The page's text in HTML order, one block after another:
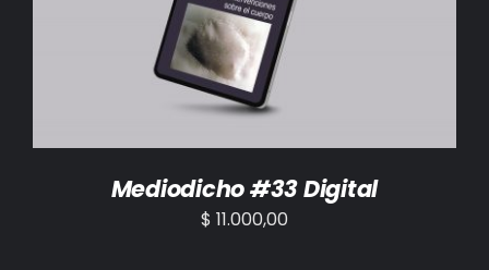
AÑADIR AL CARRITO /
Mediodicho #33 Digital
$ 11.000,00